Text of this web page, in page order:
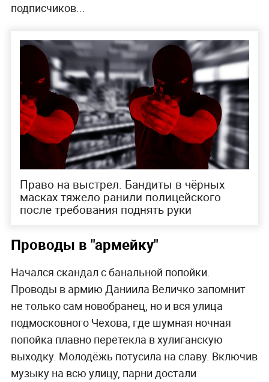
подписчиков...
Право на выстрел. Бандиты в чёрных
масках тяжело ранили полицейского
после требования поднять руки
Проводы в "армейку"
Начался скандал с банальной попойки.
Проводы в армию Даниила Величко запомнит
не только сам новобранец, но и вся улица
подмосковного Чехова, где шумная ночная
попойка плавно перетекла в хулиганскую
выходку. Молодёжь потусила на славу. Включив
музыку на всю улицу, парни достали